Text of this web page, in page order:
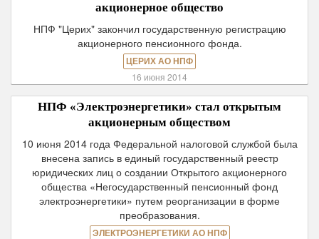
акционерное общество
НПФ "Церих" закончил государственную регистрацию
акционерного пенсионного фонда.
ЦЕРИХ АО НПФ
16 июня 2014
НПФ «Электроэнергетики» стал открытым
акционерным обществом
10 июня 2014 года Федеральной налоговой службой была
внесена запись в единый государственный реестр
юридических лиц о создании Открытого акционерного
общества «Негосударственный пенсионный фонд
электроэнергетики» путем реорганизации в форме
преобразования.
ЭЛЕКТРОЭНЕРГЕТИКИ АО НПФ